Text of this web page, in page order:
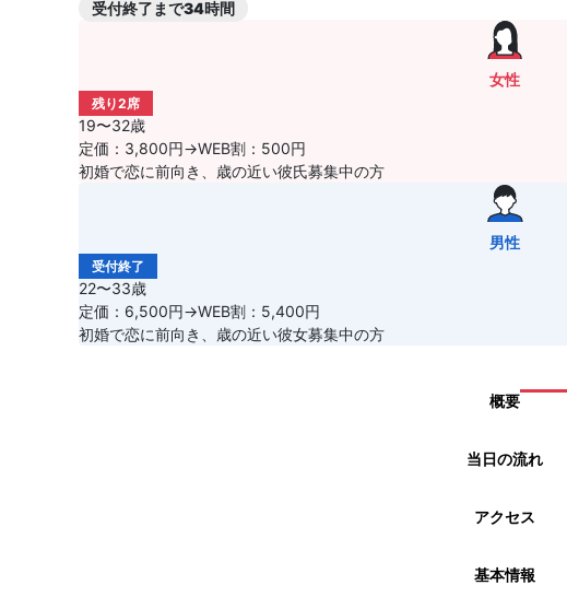
受付終了まで34時間
女性
残り2席
19〜32歳
定価：3,800円→WEB割：500円
初婚で恋に前向き、歳の近い彼氏募集中の方
男性
受付終了
22〜33歳
定価：6,500円→WEB割：5,400円
初婚で恋に前向き、歳の近い彼女募集中の方
概要
当日の流れ
アクセス
基本情報